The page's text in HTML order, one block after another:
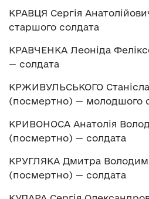
КРАВЦЯ Сергія
старшого солдата
КРАВЧЕНКА Леоніда
— солдата
КРЖИВУЛЬСЬКОГО
(посмертно) — молодшого
КРИВОНОСА Анатолія
(посмертно) — солдата
КРУГЛЯКА Дмитра
(посмертно) — солдата